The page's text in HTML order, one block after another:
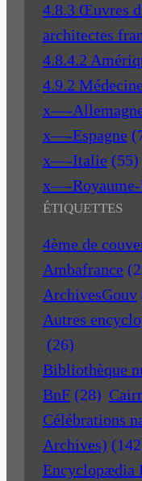
4.8.3 Œuvres
architectes
4.8.4.2
4.9.2
x—-
x—-Espagne
x—-Italie (55)
x—-
ÉTIQUETTES
4ème de
Ambafrance
ArchivesGouv
Autres
(26)
Bibliothèque
BnF (28)
Célébrations
Archives)
Encyclopædia